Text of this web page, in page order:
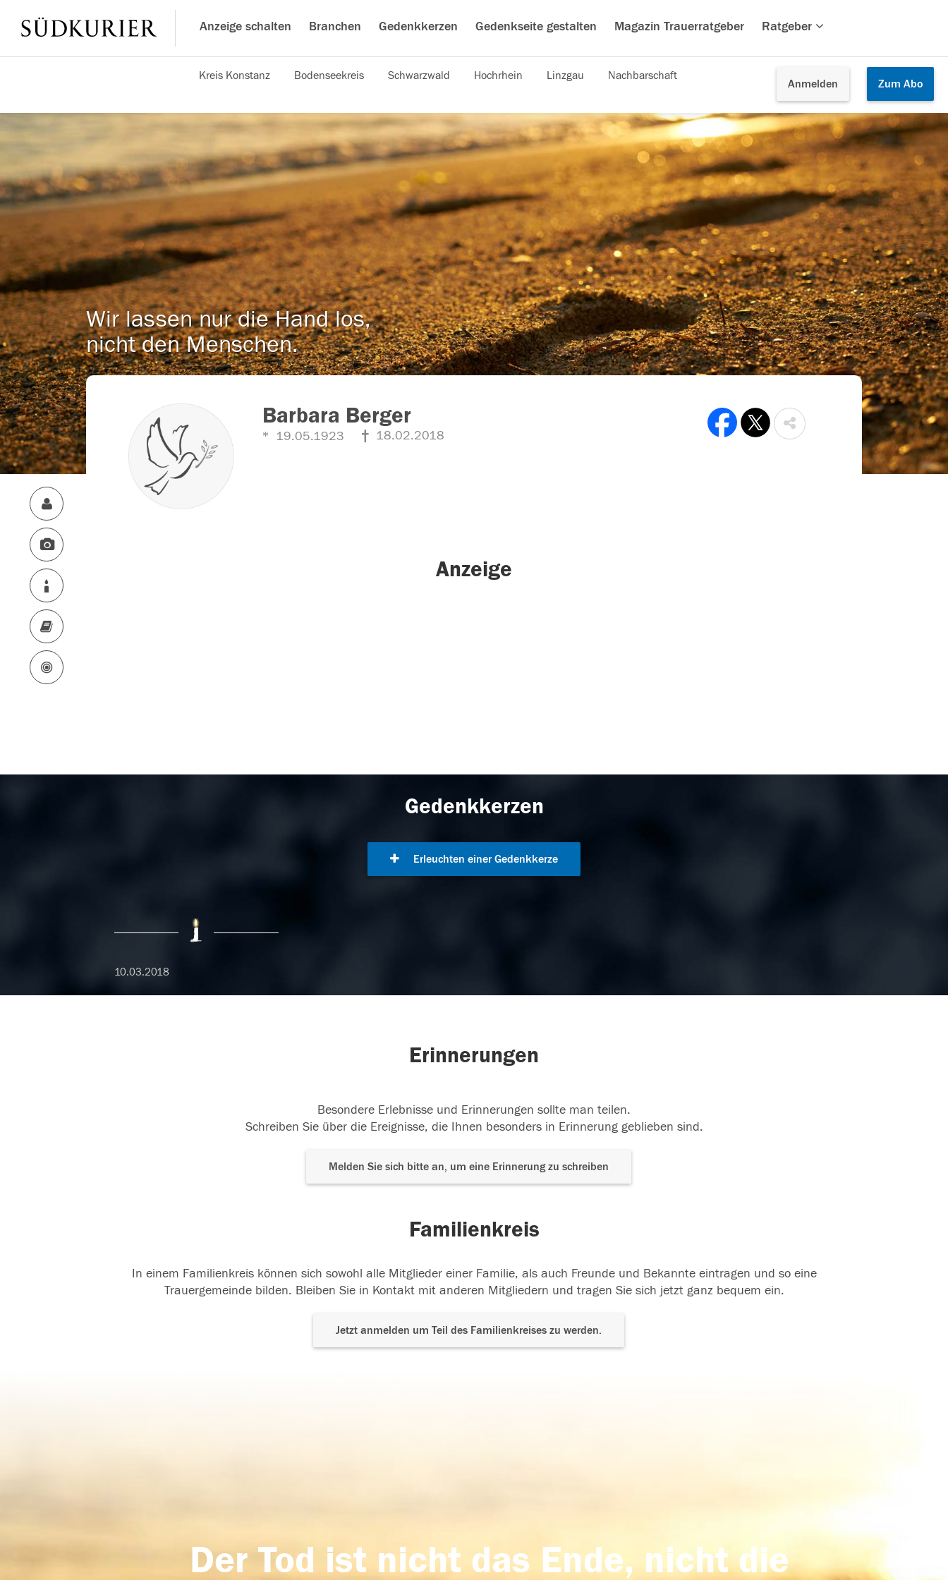
Anzeige schalten Branchen Gedenkkerzen Gedenkseite gestalten Magazin Trauerratgeber Ratgeber
Anmelden Zum Abo
Kreis Konstanz Bodenseekreis Schwarzwald Hochrhein Linzgau Nachbarschaft
Wir lassen nur die Hand los,
nicht den Menschen.
Barbara Berger
19.05.1923 18.02.2018
Anzeige
Gedenkkerzen
Erleuchten einer Gedenkkerze
10.03.2018
Erinnerungen
Besondere Erlebnisse und Erinnerungen sollte man teilen.
Schreiben Sie über die Ereignisse, die Ihnen besonders in Erinnerung geblieben sind.
Melden Sie sich bitte an, um eine Erinnerung zu schreiben
Familienkreis
In einem Familienkreis können sich sowohl alle Mitglieder einer Familie, als auch Freunde und Bekannte eintragen und so eine
Trauergemeinde bilden. Bleiben Sie in Kontakt mit anderen Mitgliedern und tragen Sie sich jetzt ganz bequem ein.
Jetzt anmelden um Teil des Familienkreises zu werden.
Der Tod ist nicht das Ende, nicht die